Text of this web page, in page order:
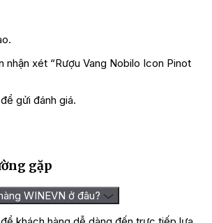
nhận xét “Rượu Vang Nobilo Icon Pinot
để gửi đánh giá.
gặp
WINEVN ở đâu?